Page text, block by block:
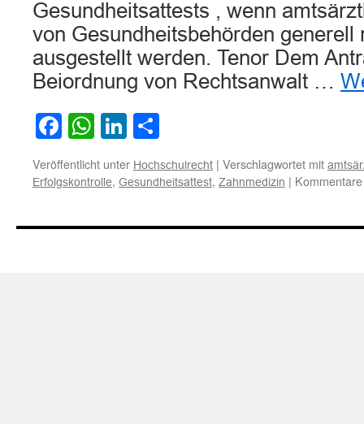
Gesundheitsattests , wenn
von Gesundheitsbehörden generell
ausgestellt werden. Tenor Dem
Beiordnung von Rechtsanwalt …
Facebook
WhatsApp
LinkedIn
Veröffentlicht unter Hochschulrecht | Verschlagwortet mit
Erfolgskontrolle, Gesundheitsattest, Zahnmedizin |